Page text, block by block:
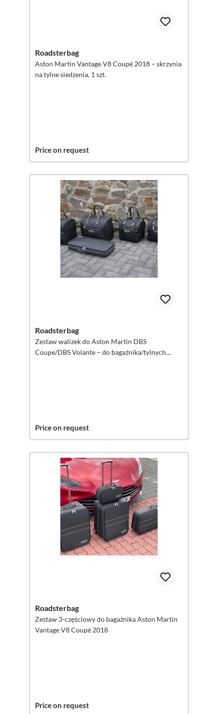
Roadsterbag
Aston Martin Vantage V8 Coupé 2018 – skrzynia
na tylne siedzenia, 1 szt.
Price on request
Roadsterbag
Zestaw walizek do Aston Martin DBS
Coupe/DBS Volante – do bagażnika/tylnych
Price on request
Roadsterbag
Zestaw 3-częściowy do bagażnika Aston Martin
Vantage V8 Coupé 2018
Price on request